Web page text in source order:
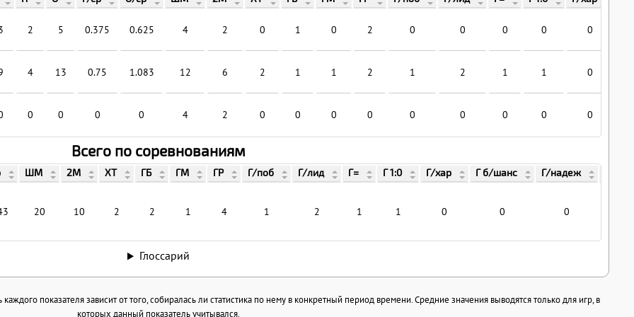
2 5 0.375 0.625 4 2 0 1 0 2 0 0 0 0 0
4 13 0.75 1.083 12 6 2 1 1 2 1 2 1 1 0
0 0 0 0 4 2 0 0 0 0 0 0 0 0 0
Всего по соревнованиям
ШМ 2М ХТ ГБ ГМ ГР Г/поб Г/лид Г= Г 1:0 Г/хар Г б/шанс Г/надеж
20 10 2 2 1 4 1 2 1 1 0 0 0
Глоссарий
показателя зависит от того, собиралась ли статистика по нему в конкретный период времени. Средние значения выводятся только для игр, в
которых данный показатель учитывался.